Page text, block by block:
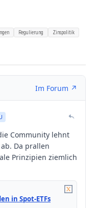
Regulierung Zinspolitik